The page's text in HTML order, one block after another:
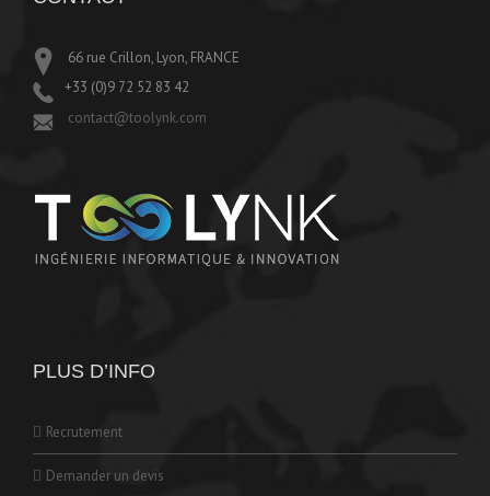
66 rue Crillon, Lyon, FRANCE
+33 (0)9 72 52 83 42
contact@toolynk.com
PLUS D’INFO
Recrutement
Demander un devis